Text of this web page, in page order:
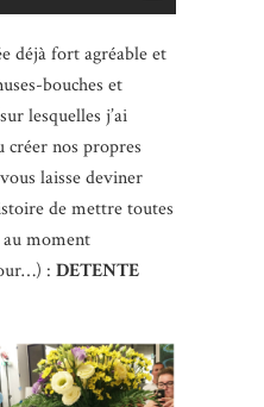
déjà fort agréable et
bouches et
lesquelles j’ai
nos propres
laisse deviner
de mettre toutes
au moment
: DETENTE